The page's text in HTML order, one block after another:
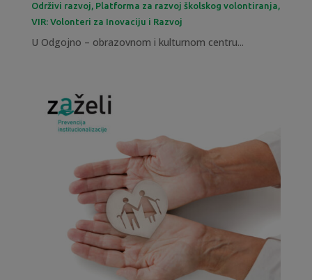
Održivi razvoj, Platforma za razvoj školskog volontiranja,
VIR: Volonteri za Inovaciju i Razvoj
U Odgojno – obrazovnom i kulturnom centru...